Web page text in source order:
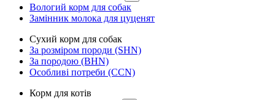
Вологий корм для собак
Замінник молока для цуценят
Сухий корм для собак
За розміром породи (SHN)
За породою (BHN)
Особливі потреби (CCN)
Корм для котів